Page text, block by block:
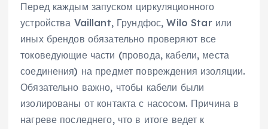
Перед каждым запуском циркуляционного
устройства Vaillant, Грундфос, Wilo Star или
иных брендов обязательно проверяют все
токоведующие части (провода, кабели, места
соединения) на предмет повреждения изоляции.
Обязательно важно, чтобы кабели были
изолированы от контакта с насосом. Причина в
нагреве последнего, что в итоге ведет к